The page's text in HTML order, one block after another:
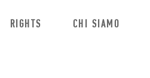
RIGHTS CHI SIAMO